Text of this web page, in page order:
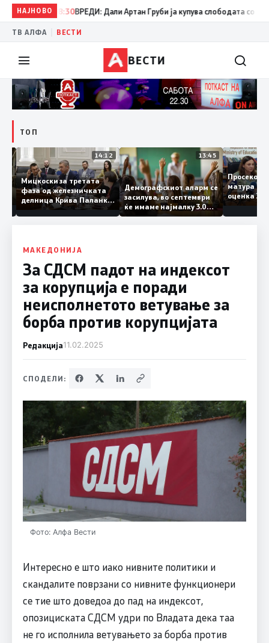
НАЈНОВО
08:30 ВРЕДИ: Дали Артан Груби ја купува слободата со
ТВ АЛФА ВЕСТИ
ВЕСТИ
ТОП
15:20
Во
14:12
Мицкоски за третата
фаза од железничката
делница Крива Паланка
– Деве Баир: Проектот
нема да заврши на
целина
13:45
Демографскиот аларм се
засилува, во септември
ќе имаме најмалку 3.000
првачиња помалку
матура
оценка
МАКЕДОНИЈА
За СДСМ падот на индексот
за корупција е поради
неисполнетото ветување за
борба против корупцијата
Редакција11.02.2025
СПОДЕЛИ:
Фото: Алфа Вести
Интересно е што иако нивните политики и
скандалите поврзани со нивните функционери
се тие што доведоа до пад на индексот,
опозициската СДСМ удри по Владата дека таа
не го исполнила ветувањето за борба против